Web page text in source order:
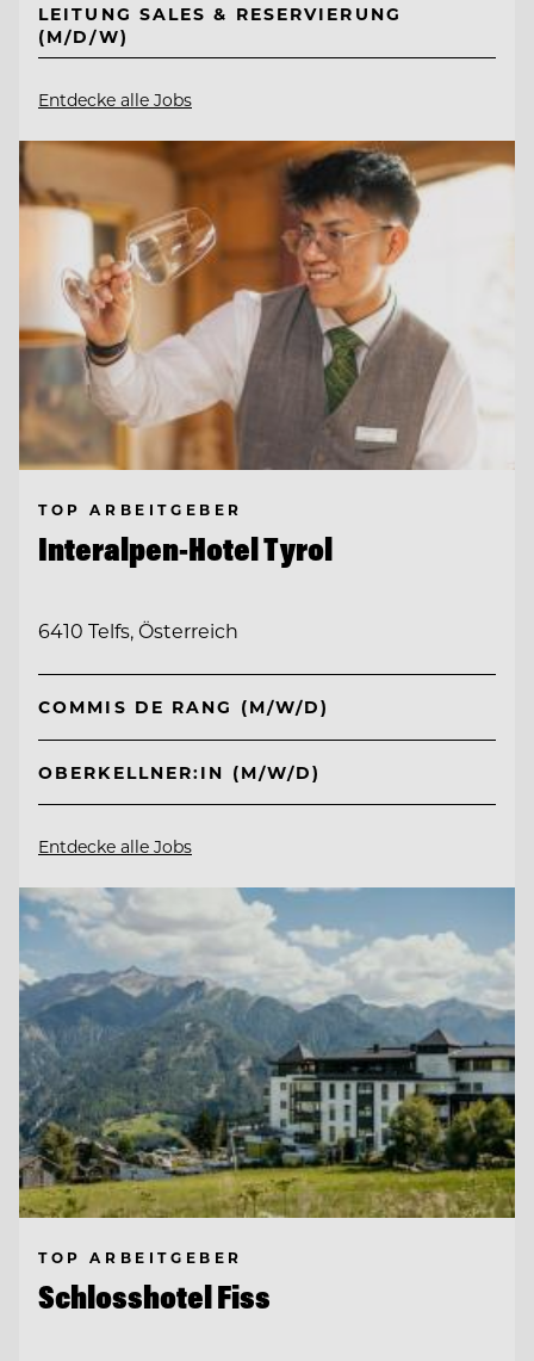
LEITUNG SALES & RESERVIERUNG
(M/D/W)
Entdecke alle Jobs
TOP ARBEITGEBER
Interalpen-Hotel Tyrol
6410 Telfs, Österreich
COMMIS DE RANG (M/W/D)
OBERKELLNER:IN (M/W/D)
Entdecke alle Jobs
TOP ARBEITGEBER
Schlosshotel Fiss